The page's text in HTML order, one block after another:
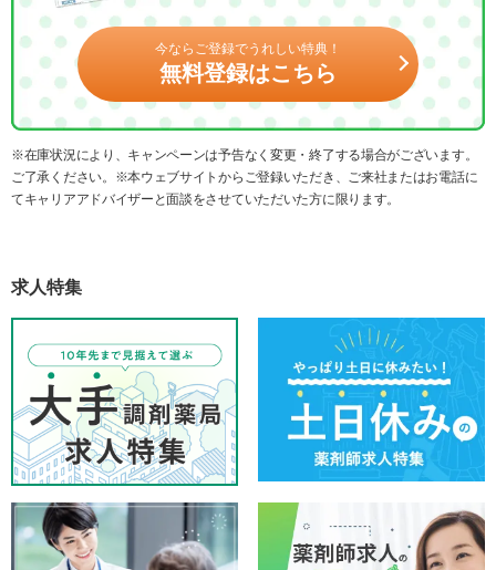
今ならご登録でうれしい特典！
無料登録はこちら
※在庫状況により、キャンペーンは予告なく変更・終了する場合がございます。
ご了承ください。※本ウェブサイトからご登録いただき、ご来社またはお電話に
てキャリアアドバイザーと面談をさせていただいた方に限ります。
求人特集